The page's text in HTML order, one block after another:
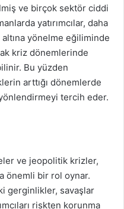
ve birçok sektör ciddi
yatırımcılar, daha
yönelme eğiliminde
kriz dönemlerinde
Bu yüzden
arttığı dönemlerde
tercih eder.
ve jeopolitik krizler,
önemli bir rol oynar.
gerginlikler, savaşlar
riskten korunma